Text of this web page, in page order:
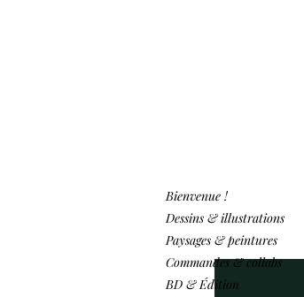
Bienvenue !
Dessins & illustrations
Paysages & peintures
Commandes & collabs
BD & Édition